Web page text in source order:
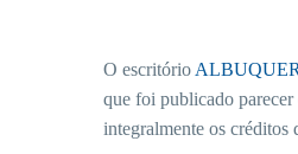
O escritório
que foi publicado
integralmente os créditos